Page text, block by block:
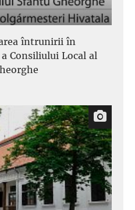
întrunirii în
Consiliului Local al